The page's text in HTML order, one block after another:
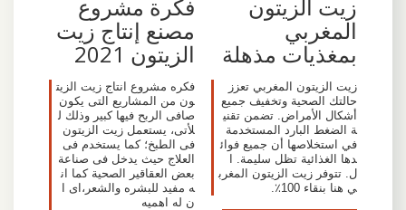
زيت الزيتون
المغربي
بمغذيات مذهلة
زيت الزيتون المغربي تعزز
حالتك الصحية وتخفيف جميع
أشكال الأمراض. تضمن تقني
ة الضغط البارد المستخدمة
في استخلاصها أن جميع فوائ
دها الغذائية تظل سليمة. ا
ل. تتوفر زيت الزيتون المغرب
ي هنا بنقاء 100٪.
فكرة مشروع
مصنع إنتاج زيت
الزيتون 2021
فكره مشروع انتاج زيت الزيت
ون من المشاريع التى يكون
صافى الربح فيها كبير وذلك ل
لأتى، يستعمل زيت الزيتون
فى الطبخ؛ كما يستخدم فى
العلاج حيث يدخل فى صناعة
بعض العقاقير الصحية كما ان
ه مفيد للبشره والشعر،اى ا
ن له اهميه